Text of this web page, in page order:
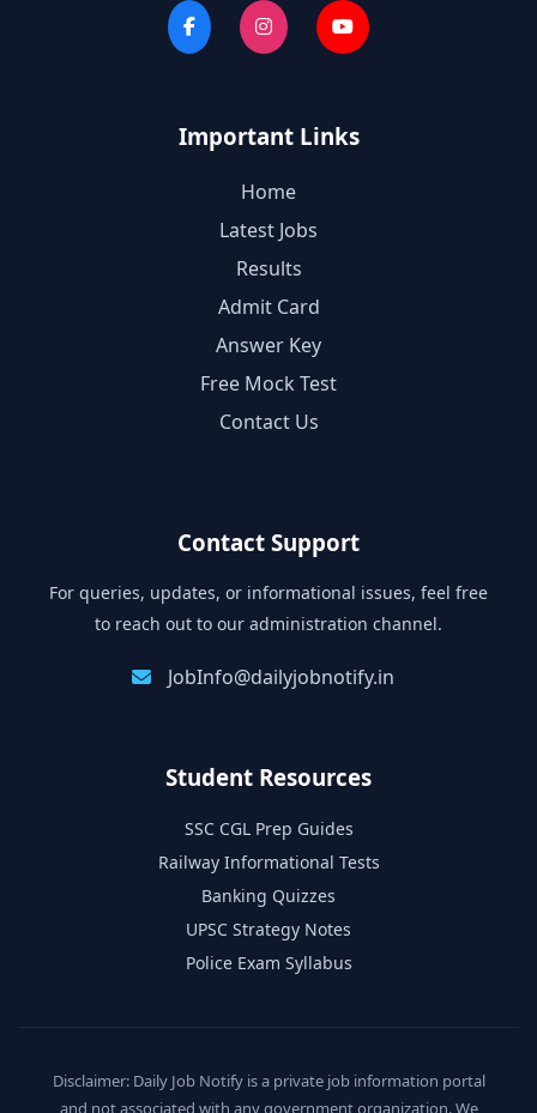
Important Links
Home
Latest Jobs
Results
Admit Card
Answer Key
Free Mock Test
Contact Us
Contact Support
For queries, updates, or informational issues, feel free
to reach out to our administration channel.
JobInfo@dailyjobnotify.in
Student Resources
SSC CGL Prep Guides
Railway Informational Tests
Banking Quizzes
UPSC Strategy Notes
Police Exam Syllabus
Disclaimer: Daily Job Notify is a private job information portal
and not associated with any government organization. We